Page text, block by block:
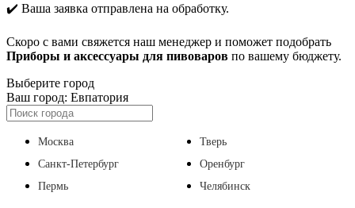
✔️ Ваша заявка отправлена на обработку.
Скоро с вами свяжется наш менеджер и поможет подобрать
Приборы и аксессуары для пивоваров по вашему бюджету.
Выберите город
Ваш город: Евпатория
Москва
Санкт-Петербург
Пермь
Тверь
Оренбург
Челябинск